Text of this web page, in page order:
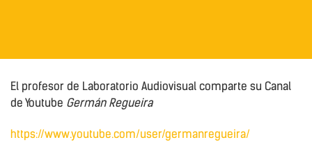
El profesor de Laboratorio Audiovisual comparte su Canal
de Youtube Germán Regueira
https://www.youtube.com/user/germanregueira/